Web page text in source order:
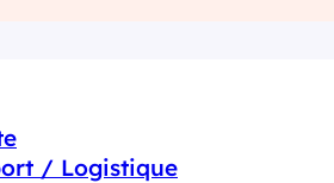
/ Logistique